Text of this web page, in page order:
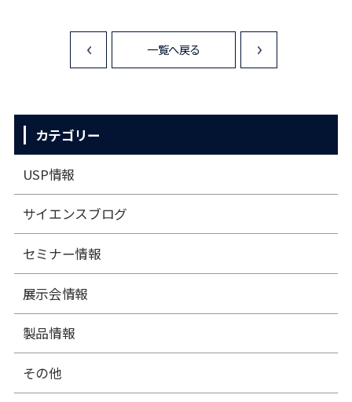
<
一覧へ戻る
カテゴリー
USP情報
サイエンスブログ
セミナー情報
展⽰会情報
製品情報
その他